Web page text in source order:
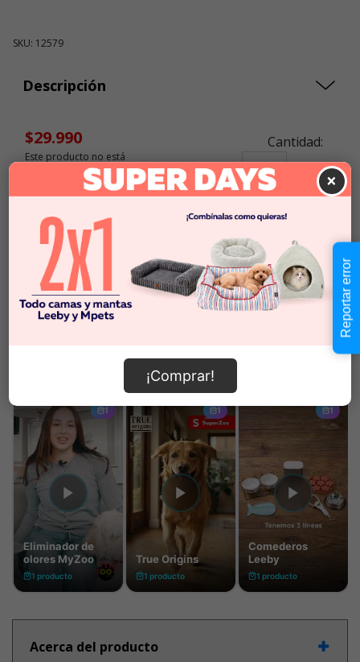
SKU: 12579
Descripción
Cantidad:
- +
$29.990
Este producto no está
Añadir al carrito
Información de envío
Acerca del producto
×
¡Comprar!
Reportar error